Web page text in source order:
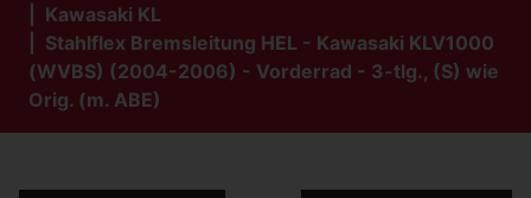
Kawasaki KL
Stahlflex Bremsleitung HEL - Kawasaki KLV1000
(WVBS) (2004-2006) - Vorderrad - 3-tlg., (S) wie
Orig. (m. ABE)